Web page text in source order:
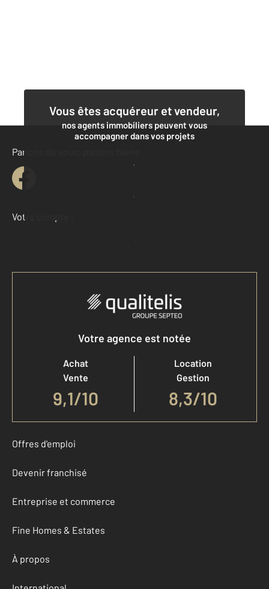
Vous êtes acquéreur et vendeur,
nos agents immobiliers peuvent vous
accompagner dans vos projets
Contacter l'agence
Demander une estimation
Parlons de vous, parlons biens
Votre compte :
Accéder à mon compte
Votre agence est notée
Achat
Vente
9,1/10
Location
Gestion
8,3/10
Offres d'emploi
Devenir franchisé
Entreprise et commerce
Fine Homes & Estates
À propos